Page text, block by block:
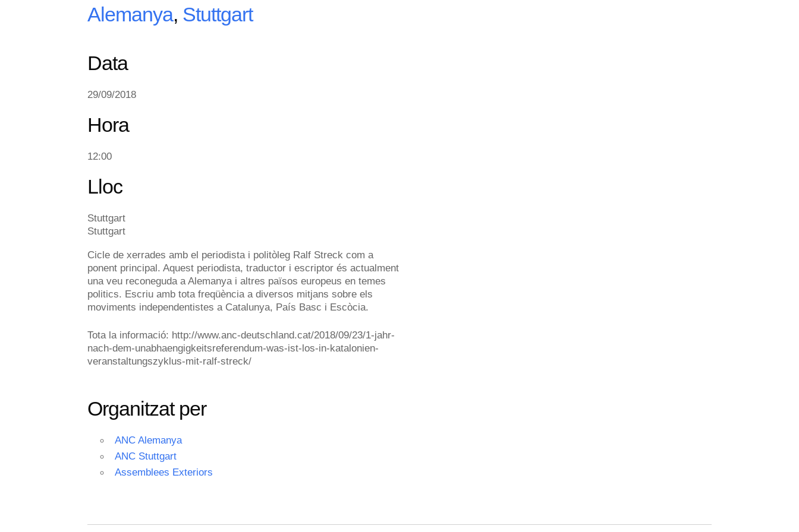
Alemanya, Stuttgart
Data
29/09/2018
Hora
12:00
Lloc
Stuttgart
Stuttgart
Cicle de xerrades amb el periodista i politòleg Ralf Streck com a
ponent principal. Aquest periodista, traductor i escriptor és actualment
una veu reconeguda a Alemanya i altres països europeus en temes
politics. Escriu amb tota freqüència a diversos mitjans sobre els
moviments independentistes a Catalunya, País Basc i Escòcia.
Tota la informació: http://www.anc-deutschland.cat/2018/09/23/1-jahr-
nach-dem-unabhaengigkeitsreferendum-was-ist-los-in-katalonien-
veranstaltungszyklus-mit-ralf-streck/
Organitzat per
ANC Alemanya
ANC Stuttgart
Assemblees Exteriors